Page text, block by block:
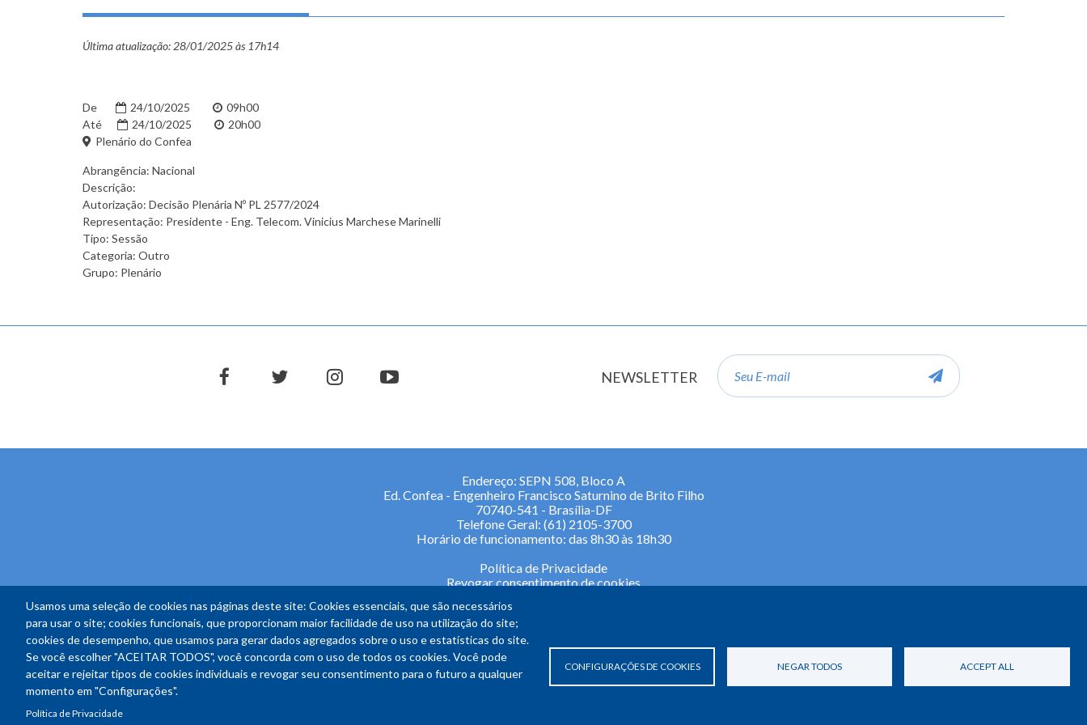
Usamos uma seleção de cookies nas páginas deste site: Cookies essenciais, que são necessários
para usar o site; cookies funcionais, que proporcionam maior facilidade de uso na utilização do site;
cookies de desempenho, que usamos para gerar dados agregados sobre o uso e estatísticas do site.
Se você escolher "ACEITAR TODOS", você concorda com o uso de todos os cookies. Você pode
aceitar e rejeitar tipos de cookies individuais e revogar seu consentimento para o futuro a qualquer
momento em "Configurações".
Política de Privacidade
CONFIGURAÇÕES DE COOKIES NEGAR TODOS ACCEPT ALL
Última atualização: 28/01/2025 às 17h14
De 24/10/2025
09h00
Até
24/10/2025
20h00
Plenário do Confea
Abrangência: Nacional
Descrição:
Autorização: Decisão Plenária Nº PL 2577/2024
Representação: Presidente - Eng. Telecom. Vinicius Marchese Marinelli
Tipo: Sessão
Categoria: Outro
Grupo: Plenário
facebooktwitter instagramyoutube NEWSLETTER
E-
mail
Endereço: SEPN 508, Bloco A
Ed. Confea - Engenheiro Francisco Saturnino de Brito Filho
70740-541 - Brasília-DF
Telefone Geral: (61) 2105-3700
Horário de funcionamento: das 8h30 às 18h30
Política de Privacidade
Revogar consentimento de cookies